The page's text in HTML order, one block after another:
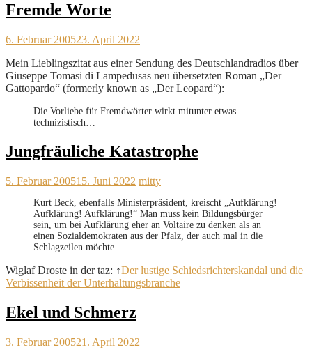
Fremde Worte
6. Februar 200523. April 2022
Mein Lieblingszitat aus einer Sendung des Deutschlandradios über
Giuseppe Tomasi di Lampedusas neu übersetzten Roman „Der
Gattopardo“ (formerly known as „Der Leopard“):
Die Vorliebe für Fremdwörter wirkt mitunter etwas
technizistisch…
Jungfräuliche Katastrophe
5. Februar 200515. Juni 2022 mitty
Kurt Beck, ebenfalls Ministerpräsident, kreischt „Aufklärung!
Aufklärung! Aufklärung!“ Man muss kein Bildungsbürger
sein, um bei Aufklärung eher an Voltaire zu denken als an
einen Sozialdemokraten aus der Pfalz, der auch mal in die
Schlagzeilen möchte.
Wiglaf Droste in der taz: ↑Der lustige Schiedsrichterskandal und die
Verbissenheit der Unterhaltungsbranche
Ekel und Schmerz
3. Februar 200521. April 2022